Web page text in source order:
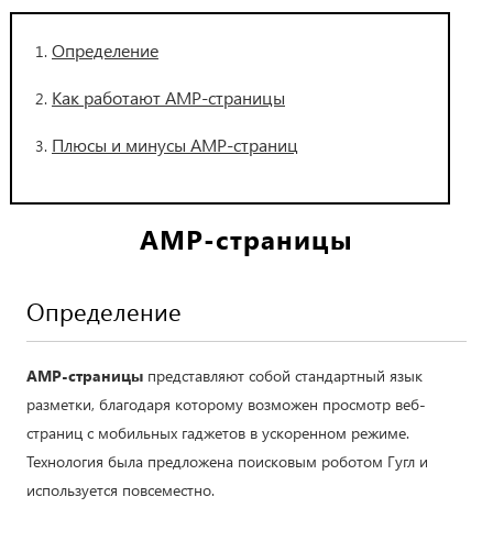
Определение
Как работают AMP-страницы
Плюсы и минусы AMP-страниц
AMP-страницы
Определение
AMP-страницы представляют собой стандартный язык
разметки, благодаря которому возможен просмотр веб-
страниц с мобильных гаджетов в ускоренном режиме.
Технология была предложена поисковым роботом Гугл и
используется повсеместно.